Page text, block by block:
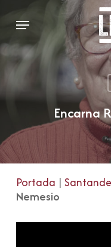
content
Menu
Encarna
Portada |
Nemesio